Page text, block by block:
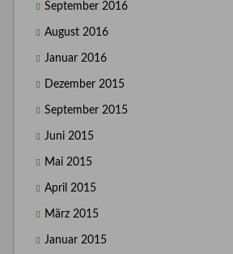
September 2016
August 2016
Januar 2016
Dezember 2015
September 2015
Juni 2015
Mai 2015
April 2015
März 2015
Januar 2015